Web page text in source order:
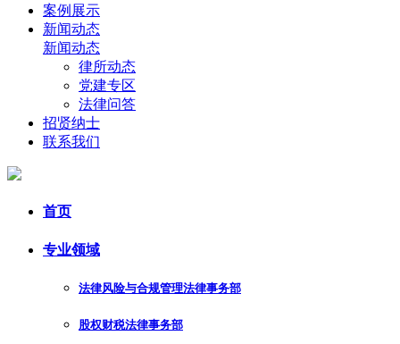
案例展示
新闻动态
新闻动态
律所动态
党建专区
法律问答
招贤纳士
联系我们
首页
专业领域
法律风险与合规管理法律事务部
股权财税法律事务部